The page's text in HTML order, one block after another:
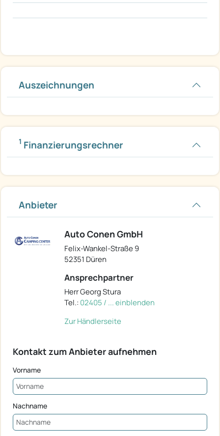
Auszeichnungen
1 Finanzierungsrechner
Anbieter
Auto Conen GmbH
Felix-Wankel-Straße 9
52351 Düren
Ansprechpartner
Herr Georg Stura
Tel.: 02405 / ... einblenden
Zur Händlerseite
Kontakt zum Anbieter aufnehmen
Vorname
Nachname